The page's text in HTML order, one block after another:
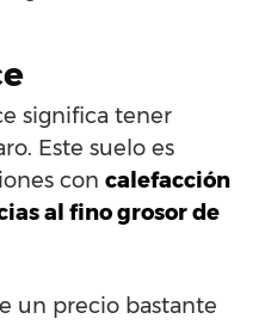
significa tener
Este suelo es
con calefacción
al fino grosor de
un precio bastante